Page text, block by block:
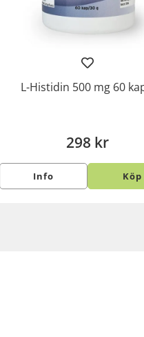
L-Histidin 500 mg 60
298 kr
Info Köp